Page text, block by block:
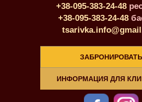
+38-095-383-24-48
+38-095-383-24-48
ИНФОРМАЦИЯ ДЛЯ
ЗАБРОНИРОВАТЬ